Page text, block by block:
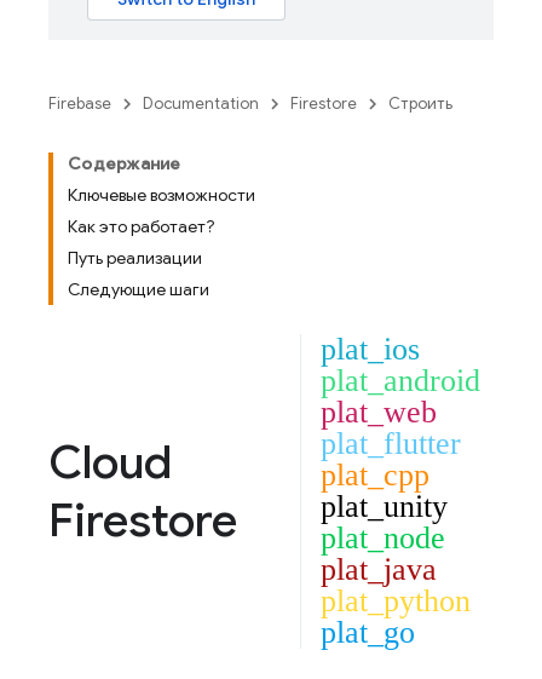
Firebase Documentation Firestore Строить
Содержание
Ключевые возможности
Как это работает?
Путь реализации
Следующие шаги
Cloud
Firestore
plat_ios
plat_android
plat_web
plat_flutter
plat_cpp
plat_unity
plat_node
plat_java
plat_python
plat_go